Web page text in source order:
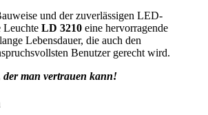
und der zuverlässigen LED-
Leuchte LD 3210 eine hervorragende
Lebensdauer, die auch den
Benutzer gerecht wird.
man vertrauen kann!